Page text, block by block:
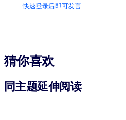
快速登录后即可发言
猜你喜欢
同主题延伸阅读